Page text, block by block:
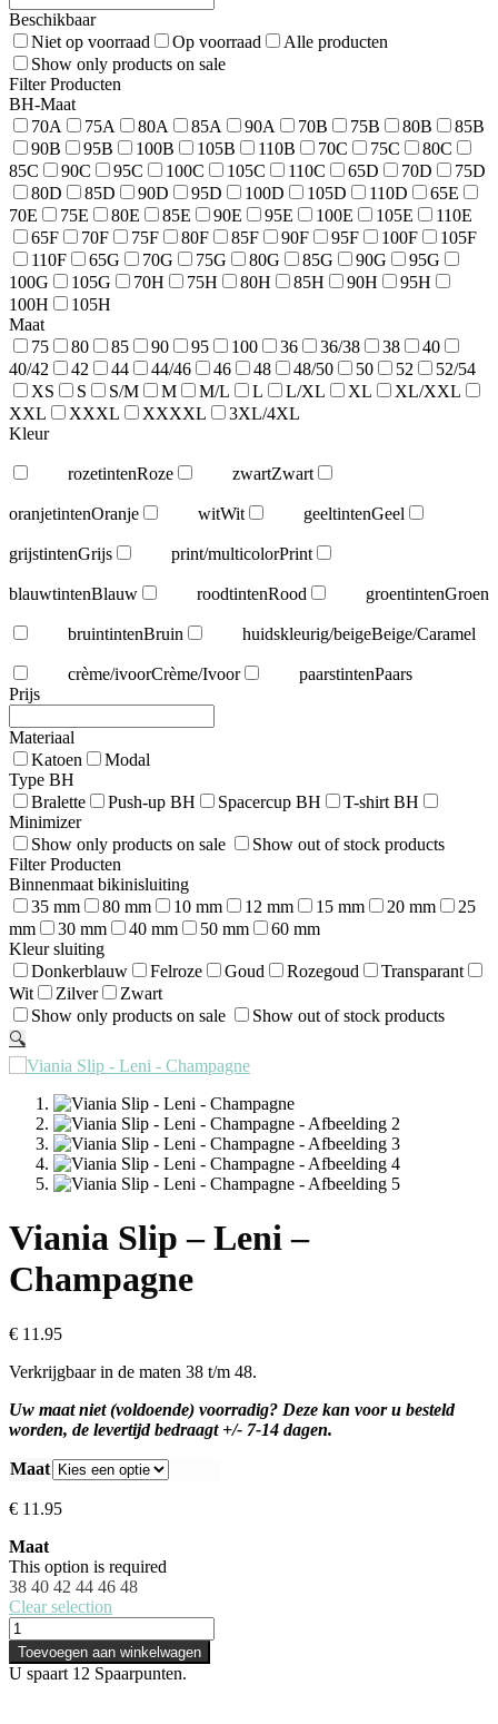
Beschikbaar
Niet op voorraad
Op voorraad
Alle producten
Show only products on sale
Filter Producten
BH-Maat
70A
75A 80A 85A 90A 70B 75B 80B
85B
90B
95B 100B 105B 110B 70C 75C
80C
85C
90C 95C 100C 105C 110C 65D 70D
75D
80D
85D 90D 95D 100D 105D 110D
65E
70E
75E 80E 85E 90E 95E 100E 105E
110E
65F
70F 75F 80F 85F 90F 95F 100F
105F
110F
65G 70G 75G 80G 85G 90G
95G
100G
105G 70H 75H 80H 85H 90H
95H
100H
105H
Maat
75
80 85 90 95 100 36 36/38 38
40
40/42
42 44 44/46 46 48 48/50 50 52
52/54
XS
S S/M M M/L L L/XL XL
XL/XXL
XXL
XXXL XXXXL
3XL/4XL
Kleur
rozetintenRoze zwartZwart
oranjetintenOranje witWit geeltintenGeel
grijstintenGrijs print/multicolorPrint
blauwtintenBlauw roodtintenRood groentintenGroen
bruintintenBruin huidskleurig/beigeBeige/Caramel
crème/ivoorCrème/Ivoor paarstintenPaars
Prijs
Materiaal
Katoen
Modal
Type BH
Bralette
Push-up BH Spacercup BH
T-shirt BH
Minimizer
Show only products on sale
Show out of stock products
Filter Producten
Binnenmaat bikinisluiting
35 mm
80 mm 10 mm 12 mm 15 mm 20 mm
25
mm
30 mm 40 mm 50 mm
60 mm
Kleur sluiting
Donkerblauw
Felroze Goud Rozegoud
Transparant
Wit
Zilver
Zwart
Show only products on sale
Show out of stock products
🔍
Viania Slip – Leni –
Champagne
€ 11.95
Verkrijgbaar in de maten 38 t/m 48.
Uw maat niet (voldoende) voorradig? Deze kan voor u besteld
worden, de levertijd bedraagt +/- 7-14 dagen.
Maat
€ 11.95
Maat
This option is required
38 40 42 44 46 48
Clear selection
Viania
Slip
-
Leni
Toevoegen aan winkelwagen
U spaart 12 Spaarpunten.